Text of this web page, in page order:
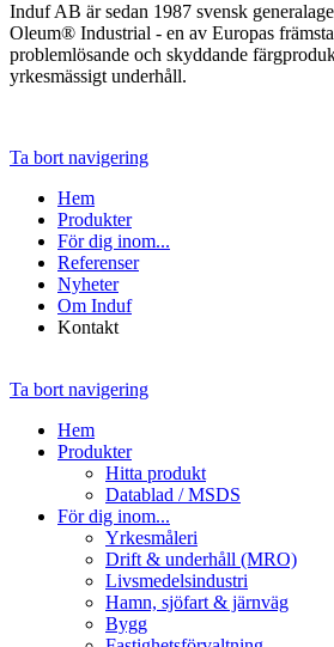
Induf AB är sedan 1987 svensk
Oleum® Industrial - en av Europas
problemlösande och skyddande
yrkesmässigt underhåll.
Ta bort navigering
Hem
Produkter
För dig inom...
Referenser
Nyheter
Om Induf
Kontakt
Ta bort navigering
Hem
Produkter
Hitta produkt
Datablad / MSDS
För dig inom...
Yrkesmåleri
Drift & underhåll (MRO)
Livsmedelsindustri
Hamn, sjöfart & järnväg
Bygg